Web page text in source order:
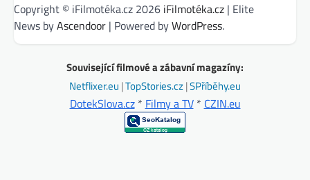
Copyright © iFilmotéka.cz 2026 iFilmotéka.cz | Elite
News byAscendoor | Powered byWordPress.
Související filmové a zábavní magazíny:
Netflixer.eu |TopStories.cz|SPříběhy.eu
DotekSlova.cz* Filmy a TV* CZIN.eu